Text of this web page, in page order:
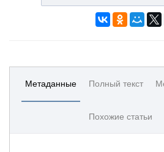
Метаданные Полный текст
Похожие статьи